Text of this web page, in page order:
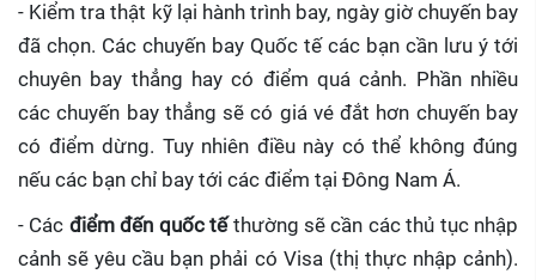
- Kiểm tra thật kỹ lại hành trình bay, ngày giờ chuyến bay
đã chọn. Các chuyến bay Quốc tế các bạn cần lưu ý tới
chuyên bay thẳng hay có điểm quá cảnh. Phần nhiều
các chuyến bay thẳng sẽ có giá vé đắt hơn chuyến bay
có điểm dừng. Tuy nhiên điều này có thể không đúng
nếu các bạn chỉ bay tới các điểm tại Đông Nam Á.
- Các điểm đến quốc tếthường sẽ cần các thủ tục nhập
cảnh sẽ yêu cầu bạn phải có Visa (thị thực nhập cảnh).